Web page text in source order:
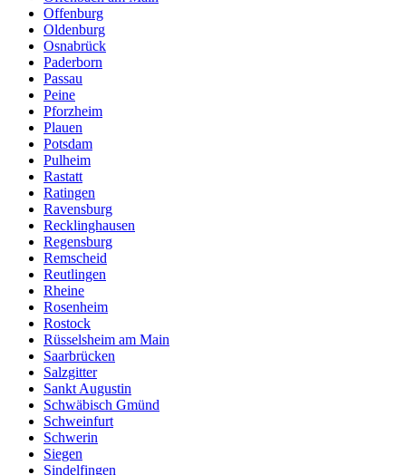
Offenburg
Oldenburg
Osnabrück
Paderborn
Passau
Peine
Pforzheim
Plauen
Potsdam
Pulheim
Rastatt
Ratingen
Ravensburg
Recklinghausen
Regensburg
Remscheid
Reutlingen
Rheine
Rosenheim
Rostock
Rüsselsheim am Main
Saarbrücken
Salzgitter
Sankt Augustin
Schwäbisch Gmünd
Schweinfurt
Schwerin
Siegen
Sindelfingen